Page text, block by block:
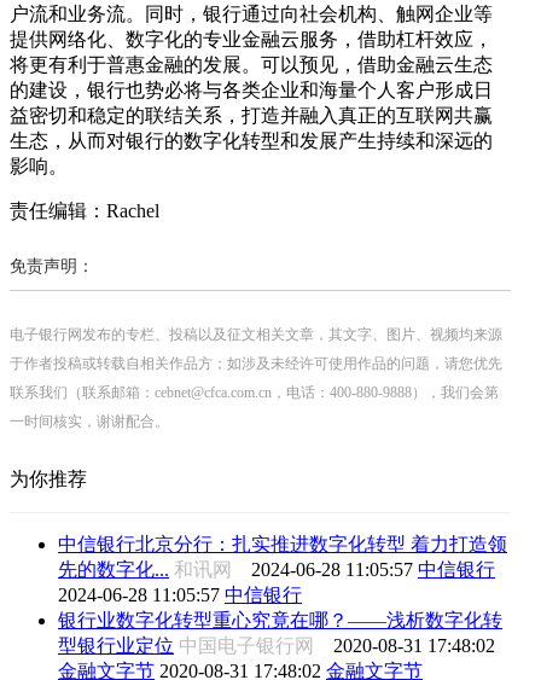
户流和业务流。同时，银行通过向社会机构、触网企业等
提供网络化、数字化的专业金融云服务，借助杠杆效应，
将更有利于普惠金融的发展。可以预见，借助金融云生态
的建设，银行也势必将与各类企业和海量个人客户形成日
益密切和稳定的联结关系，打造并融入真正的互联网共赢
生态，从而对银行的数字化转型和发展产生持续和深远的
影响。
责任编辑：Rachel
免责声明：
电子银行网发布的专栏、投稿以及征文相关文章，其文字、图片、视频均来源
于作者投稿或转载自相关作品方；如涉及未经许可使用作品的问题，请您优先
联系我们（联系邮箱：cebnet@cfca.com.cn，电话：400-880-9888），我们会第
一时间核实，谢谢配合。
为你推荐
中信银行北京分行：扎实推进数字化转型 着力打造领
先的数字化... 和讯网 2024-06-28 11:05:57 中信银行
2024-06-28 11:05:57 中信银行
银行业数字化转型重心究竟在哪？——浅析数字化转
型银行业定位 中国电子银行网 2020-08-31 17:48:02
金融文字节 2020-08-31 17:48:02 金融文字节